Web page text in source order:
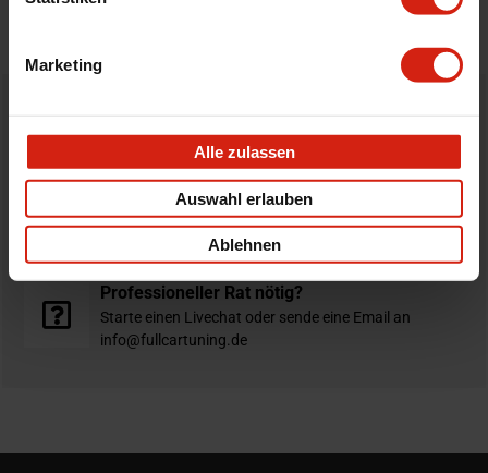
Marketing
Alle zulassen
Auswahl erlauben
Ablehnen
verschickt am selben Tag
Nicht zufrieden?
Du hast immer eine 14-tägige Rückgabefrist um deine
Bestellung zurück zu geben.
Professioneller Rat nötig?
Starte einen Livechat oder sende eine Email an
info@fullcartuning.de